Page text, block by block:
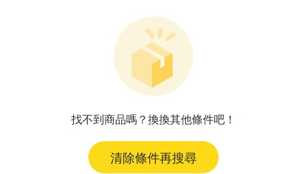
找不到商品嗎？換換其他條件吧！
清除條件再搜尋